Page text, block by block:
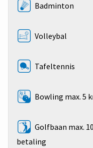
Badminton
Volleybal
Tafeltennis
Bowling max. 5
Golfbaan max.
betaling